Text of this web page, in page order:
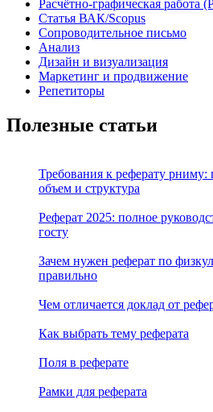
Расчётно-графическая работа
Статья ВАК/Scopus
Сопроводительное письмо
Анализ
Дизайн и визуализация
Маркетинг и продвижение
Репетиторы
Полезные статьи
Требования к реферату
объем и структура
Реферат 2025: полное
госту
Зачем нужен реферат по
правильно
Чем отличается доклад от
Как выбрать тему реферата
Поля в реферате
Рамки для реферата